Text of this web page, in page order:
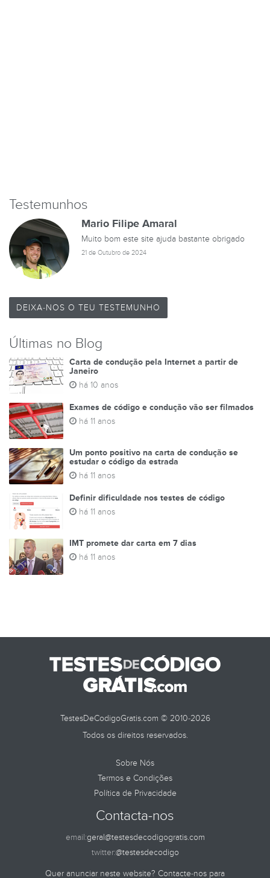
Testemunhos
Mario Filipe Amaral
Muito bom este site ajuda bastante obrigado
21 de Outubro de 2024
DEIXA-NOS O TEU TESTEMUNHO
Últimas no Blog
Carta de condução pela Internet a partir de
Janeiro
há 10 anos
Exames de código e condução vão ser filmados
há 11 anos
Um ponto positivo na carta de condução se
estudar o código da estrada
há 11 anos
Definir dificuldade nos testes de código
há 11 anos
IMT promete dar carta em 7 dias
há 11 anos
TestesDeCodigoGratis.com © 2010-2026
Todos os direitos reservados.
Sobre Nós
Termos e Condições
Política de Privacidade
Contacta-nos
email:geral@testesdecodigogratis.com
twitter:@testesdecodigo
Quer anunciar neste website? Contacte-nos para